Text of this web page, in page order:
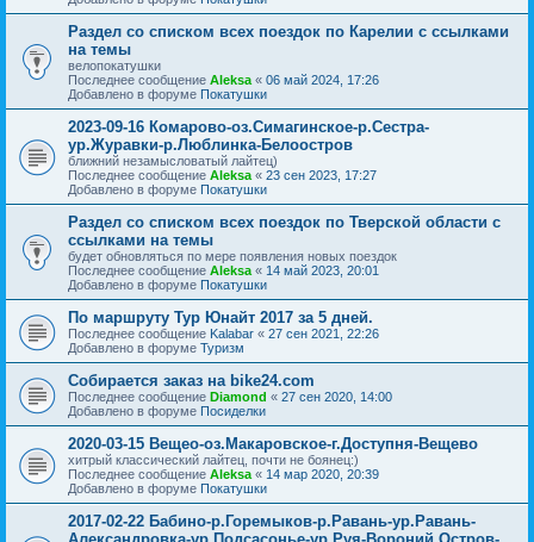
Раздел со списком всех поездок по Карелии с ссылками
на темы
велопокатушки
Последнее сообщение Aleksa « 06 май 2024, 17:26
Добавлено в форуме Покатушки
2023-09-16 Комарово-оз.Симагинское-р.Сестра-
ур.Журавки-р.Люблинка-Белоостров
ближний незамысловатый лайтец)
Последнее сообщение Aleksa « 23 сен 2023, 17:27
Добавлено в форуме Покатушки
Раздел со списком всех поездок по Тверской области с
ссылками на темы
будет обновляться по мере появления новых поездок
Последнее сообщение Aleksa « 14 май 2023, 20:01
Добавлено в форуме Покатушки
По маршруту Тур Юнайт 2017 за 5 дней.
Последнее сообщение Kalabar « 27 сен 2021, 22:26
Добавлено в форуме Туризм
Собирается заказ на bike24.com
Последнее сообщение Diamond « 27 сен 2020, 14:00
Добавлено в форуме Посиделки
2020-03-15 Вещео-оз.Макаровское-г.Доступня-Вещево
хитрый классический лайтец, почти не боянец:)
Последнее сообщение Aleksa « 14 мар 2020, 20:39
Добавлено в форуме Покатушки
2017-02-22 Бабино-р.Горемыков-р.Равань-ур.Равань-
Александровка-ур.Подсасонье-ур.Руя-Вороний Остров-